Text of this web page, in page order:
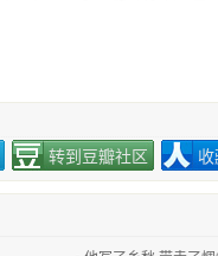
转到豆瓣社区